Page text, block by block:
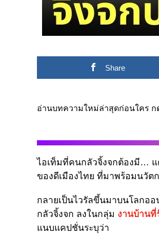
Share
อ่านบทความใหม่ล่าสุดก่อนใคร กด
ไอเท็มที่คนกลัวจิ้งจกต้องมี… แ
ของดีเมืองไทย ที่มาพร้อมนวัต
กลายเป็นไวรัลขึ้นมาบนโลกอ
กลัวจิ้งจก ลงในกลุ่ม งานบ้านที่
แนบแคปชั่นระบุว่า